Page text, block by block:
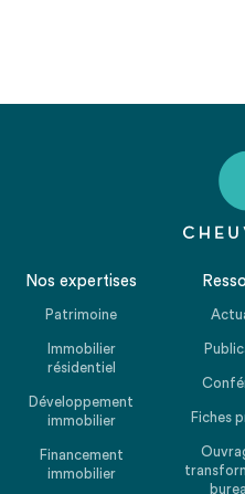
Nos expertises
Patrimoine
Immobilier
résidentiel
Développement
immobilier
Financement
immobilier
Fiches